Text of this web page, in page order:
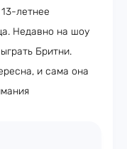
летнее
Недавно на шоу
Бритни.
и сама она